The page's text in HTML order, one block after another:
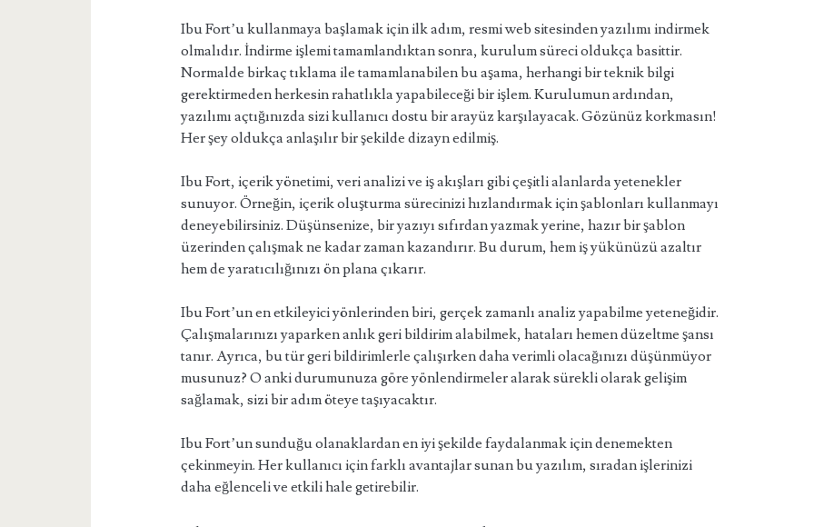
Ibu Fort’u kullanmaya başlamak için ilk adım, resmi web sitesinden yazılımı indirmek
olmalıdır. İndirme işlemi tamamlandıktan sonra, kurulum süreci oldukça basittir.
Normalde birkaç tıklama ile tamamlanabilen bu aşama, herhangi bir teknik bilgi
gerektirmeden herkesin rahatlıkla yapabileceği bir işlem. Kurulumun ardından,
yazılımı açtığınızda sizi kullanıcı dostu bir arayüz karşılayacak. Gözünüz korkmasın!
Her şey oldukça anlaşılır bir şekilde dizayn edilmiş.
Ibu Fort, içerik yönetimi, veri analizi ve iş akışları gibi çeşitli alanlarda yetenekler
sunuyor. Örneğin, içerik oluşturma sürecinizi hızlandırmak için şablonları kullanmayı
deneyebilirsiniz. Düşünsenize, bir yazıyı sıfırdan yazmak yerine, hazır bir şablon
üzerinden çalışmak ne kadar zaman kazandırır. Bu durum, hem iş yükünüzü azaltır
hem de yaratıcılığınızı ön plana çıkarır.
Ibu Fort’un en etkileyici yönlerinden biri, gerçek zamanlı analiz yapabilme yeteneğidir.
Çalışmalarınızı yaparken anlık geri bildirim alabilmek, hataları hemen düzeltme şansı
tanır. Ayrıca, bu tür geri bildirimlerle çalışırken daha verimli olacağınızı düşünmüyor
musunuz? O anki durumunuza göre yönlendirmeler alarak sürekli olarak gelişim
sağlamak, sizi bir adım öteye taşıyacaktır.
Ibu Fort’un sunduğu olanaklardan en iyi şekilde faydalanmak için denemekten
çekinmeyin. Her kullanıcı için farklı avantajlar sunan bu yazılım, sıradan işlerinizi
daha eğlenceli ve etkili hale getirebilir.